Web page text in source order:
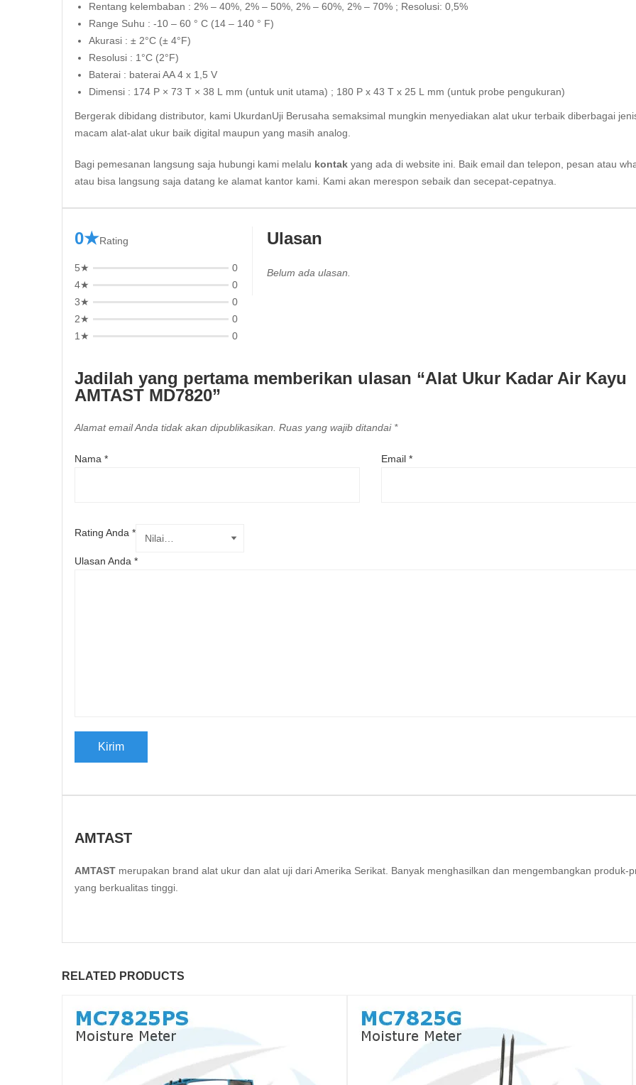
Rentang kelembaban : 2% – 40%, 2% – 50%, 2% – 60%, 2% – 70% ; Resolusi: 0,5%
Range Suhu : -10 – 60 ° C (14 – 140 ° F)
Akurasi : ± 2°C (± 4°F)
Resolusi : 1 °C (2°F)
Baterai : bateraiAA 4 x 1,5 V
Dimensi : 174 P × 73 T × 38 L mm (untuk unit utama) ; 180 P x 43 T x 25 L mm (untuk probe pengukuran)
Bergerak dibidang distributor, kami UkurdanUji Berusaha semaksimal mungkin menyediakan alat ukur terbaik diberbagai
macam alat-alat ukur baik digital maupun yang masih analog.
Bagi pemesanan langsung saja hubungi kami melalu kontak yang ada di website ini. Baik email dan telepon, pesan atau
atau bisa langsung saja datang ke alamat kantor kami. Kami akan merespon sebaik dan secepat-cepatnya.
0★Rating
5★
0
4★
0
3★
0
2★
0
1★
0
Ulasan
Belum ada ulasan.
Jadilah yang pertama memberikan ulasan “Alat Ukur Kadar Air Kayu
AMTAST MD7820”
Alamat email Anda tidak akan dipublikasikan. Ruas yang wajib ditandai *
Nama * Email *
Rating Anda *
Ulasan Anda *
AMTAST
AMTAST merupakan brand alat ukur dan alat uji dari Amerika Serikat. Banyak menghasilkan dan mengembangkan produk-
yang berkualitas tinggi.
RELATED PRODUCTS